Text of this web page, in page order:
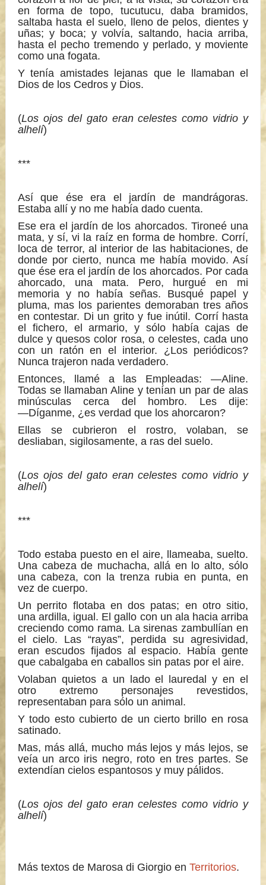
en forma de topo, tucutucu, daba bramidos,
saltaba hasta el suelo, lleno de pelos, dientes y
uñas; y boca; y volvía, saltando, hacia arriba,
hasta el pecho tremendo y perlado, y moviente
como una fogata.
Y tenía amistades lejanas que le llamaban el
Dios de los Cedros y Dios.
(Los ojos del gato eran celestes como vidrio y
alhelí)
***
Así que ése era el jardín de mandrágoras.
Estaba allí y no me había dado cuenta.
Ese era el jardín de los ahorcados. Tironeé una
mata, y sí, vi la raíz en forma de hombre. Corrí,
loca de terror, al interior de las habitaciones, de
donde por cierto, nunca me había movido. Así
que ése era el jardín de los ahorcados. Por cada
ahorcado, una mata. Pero, hurgué en mi
memoria y no había señas. Busqué papel y
pluma, mas los parientes demoraban tres años
en contestar. Di un grito y fue inútil. Corrí hasta
el fichero, el armario, y sólo había cajas de
dulce y quesos color rosa, o celestes, cada uno
con un ratón en el interior. ¿Los periódicos?
Nunca trajeron nada verdadero.
Entonces, llamé a las Empleadas: ―Aline.
Todas se llamaban Aline y tenían un par de alas
minúsculas cerca del hombro. Les dije:
―Díganme, ¿es verdad que los ahorcaron?
Ellas se cubrieron el rostro, volaban, se
desliaban, sigilosamente, a ras del suelo.
(Los ojos del gato eran celestes como vidrio y
alhelí)
***
Todo estaba puesto en el aire, llameaba, suelto.
Una cabeza de muchacha, allá en lo alto, sólo
una cabeza, con la trenza rubia en punta, en
vez de cuerpo.
Un perrito flotaba en dos patas; en otro sitio,
una ardilla, igual. El gallo con un ala hacia arriba
creciendo como rama. La sirenas zambullían en
el cielo. Las “rayas”, perdida su agresividad,
eran escudos fijados al espacio. Había gente
que cabalgaba en caballos sin patas por el aire.
Volaban quietos a un lado el lauredal y en el
otro extremo personajes revestidos,
representaban para sólo un animal.
Y todo esto cubierto de un cierto brillo en rosa
satinado.
Mas, más allá, mucho más lejos y más lejos, se
veía un arco iris negro, roto en tres partes. Se
extendían cielos espantosos y muy pálidos.
(Los ojos del gato eran celestes como vidrio y
alhelí)
Más textos de Marosa di Giorgio en Territorios.